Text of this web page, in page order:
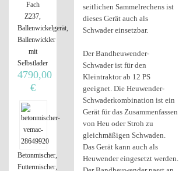
seitlichen Sammelrechens ist
dieses Gerät auch als
Schwader einsetzbar.
Der Bandheuwender-
Schwader ist für den
Kleintraktor ab 12 PS
geeignet. Die Heuwender-
Schwaderkombination ist ein
Gerät für das Zusammenfassen
von Heu oder Stroh zu
gleichmäßigen Schwaden.
Das Gerät kann auch als
Heuwender eingesetzt werden.
Fach
Z237,
Ballenwickelgerät,
Ballenwickler
mit
Selbstlader
4790,00
€
Betonmischer,
Futtermischer,